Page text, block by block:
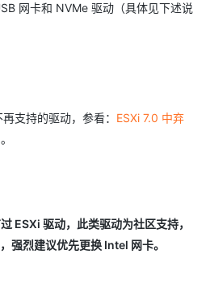
网卡和 NVMe 驱动（具体见下述说
支持的驱动，参看： ESXi 7.0 中弃
。
ESXi 驱动，此类驱动为社区支持，
强烈建议优先更换 Intel 网卡。